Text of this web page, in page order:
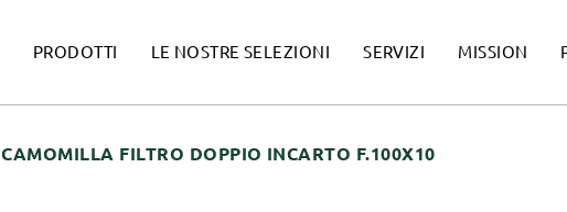
PRODOTTI LE NOSTRE SELEZIONI SERVIZI MISSION
CAMOMILLA FILTRO DOPPIO INCARTO F.100X10